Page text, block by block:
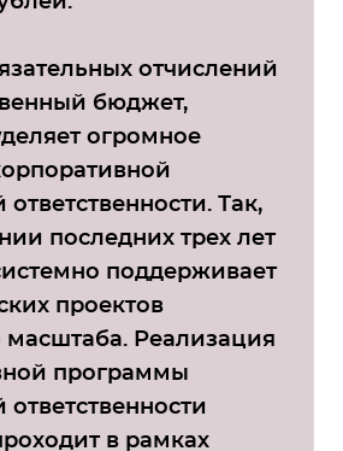
отчислений
бюджет,
огромное
Так,
последних трех лет
поддерживает
проектов
масштаба. Реализация
программы
в рамках